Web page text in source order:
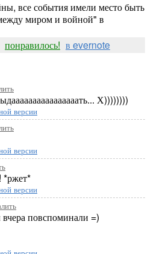
все события имели место быть
миром и войной" в
понравилось! в evernote
Х))))))))
версии
версии
*ржет*
версии
повспоминали =)